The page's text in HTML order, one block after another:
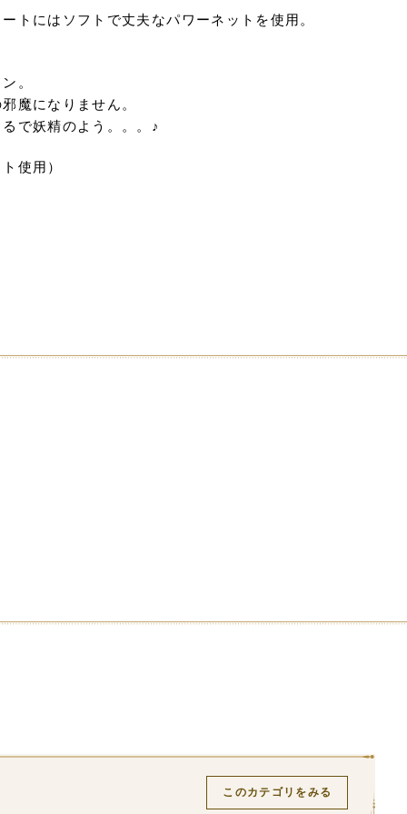
トにはソフトで丈夫なパワーネットを使用。
。
魔になりません。
で妖精のよう。。。♪
使用）
このカテゴリをみる